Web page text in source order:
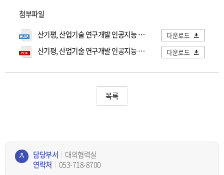
첨부파일
산기평, 산업기술 연구개발 인공지능 적용과 데이터 개방 확대를 위한 업무협약 체결.hwp
다운로드
산기평, 산업기술 연구개발 인공지능 적용과 데이터 개방 확대를 위한 업무협약 체결.pdf 다운로드
목록
담당부서
대외협력실
연락처
053-718-8700